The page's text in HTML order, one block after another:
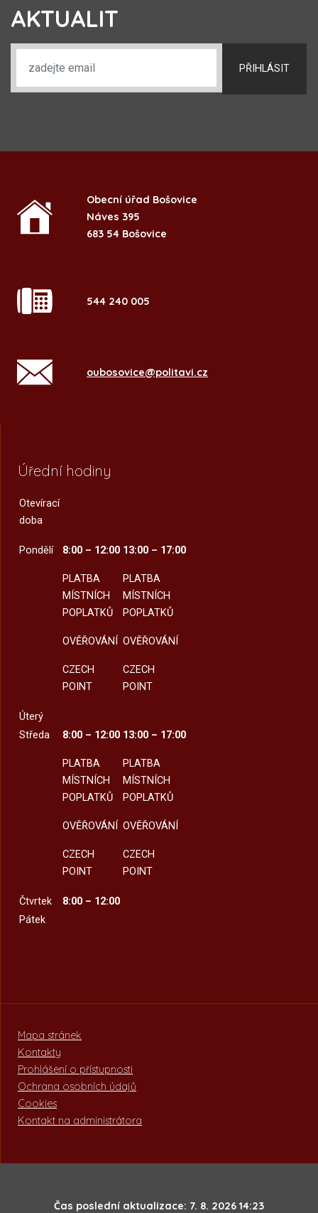
AKTUALIT
PŘIHLÁSIT
Obecní úřad Bošovice
Náves 395
683 54 Bošovice
544 240 005
oubosovice@politavi.cz
Úřední hodiny
Otevírací
doba
Pondělí 8:00 – 12:00
PLATBA
MÍSTNÍCH
POPLATKŮ
OVĚŘOVÁNÍ
CZECH
POINT
13:00 – 17:00
PLATBA
MÍSTNÍCH
POPLATKŮ
OVĚŘOVÁNÍ
CZECH
POINT
Úterý
Středa
8:00 – 12:00
PLATBA
MÍSTNÍCH
POPLATKŮ
OVĚŘOVÁNÍ
CZECH
POINT
13:00 – 17:00
PLATBA
MÍSTNÍCH
POPLATKŮ
OVĚŘOVÁNÍ
CZECH
POINT
Čtvrtek
8:00 – 12:00
Pátek
Mapa stránek
Kontakty
Prohlášení o přístupnosti
Ochrana osobních údajů
Cookies
Kontakt na administrátora
Čas poslední aktualizace: 7. 8. 2026 14:23